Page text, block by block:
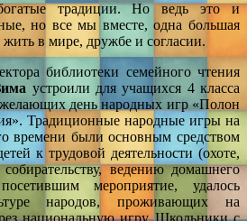
традиции. Но ведь это и
но все мы вместе, одна большая
жить в мире, дружбе и согласии.
библиотеки семейного чтения
устроили для учащихся 4 класса
день народных игр «Полон
Традиционные народные игры на
времени были основным средством
к трудовой деятельности (охоте,
собирательству, ведению домашнего
мероприятие, удалось
народов, проживающих на
национальную игру. Школьники с